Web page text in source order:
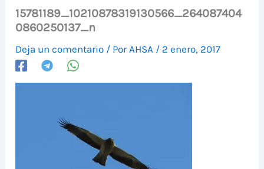
15781189_10210878319130566_264087404
0860250137_n
Deja un comentario / Por AHSA / 2 enero, 2017